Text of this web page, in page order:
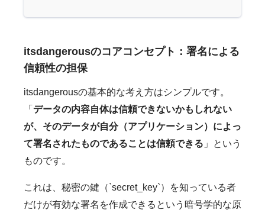
itsdangerousのコアコンセプト：署名による
信頼性の担保
itsdangerousの基本的な考え方はシンプルです。
「 データの内容自体は信頼できないかもしれない
が、そのデータが自分（アプリケーション）によっ
て署名されたものであることは信頼できる 」という
ものです。
これは、秘密の鍵（`secret_key`）を知っている者
だけが有効な署名を作成できるという暗号学的な原